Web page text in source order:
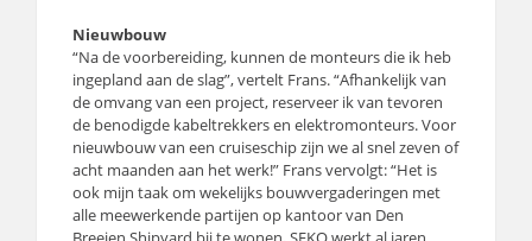
Nieuwbouw
“Na de voorbereiding, kunnen de monteurs die ik heb
ingepland aan de slag”, vertelt Frans. “Afhankelijk van
de omvang van een project, reserveer ik van tevoren
de benodigde kabeltrekkers en elektromonteurs. Voor
nieuwbouw van een cruiseschip zijn we al snel zeven of
acht maanden aan het werk!” Frans vervolgt: “Het is
ook mijn taak om wekelijks bouwvergaderingen met
alle meewerkende partijen op kantoor van Den